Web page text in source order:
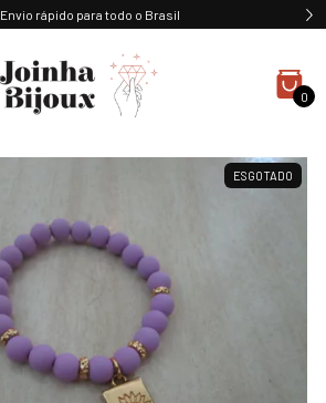
Envio rápido para todo o Brasil
0
ESGOTADO